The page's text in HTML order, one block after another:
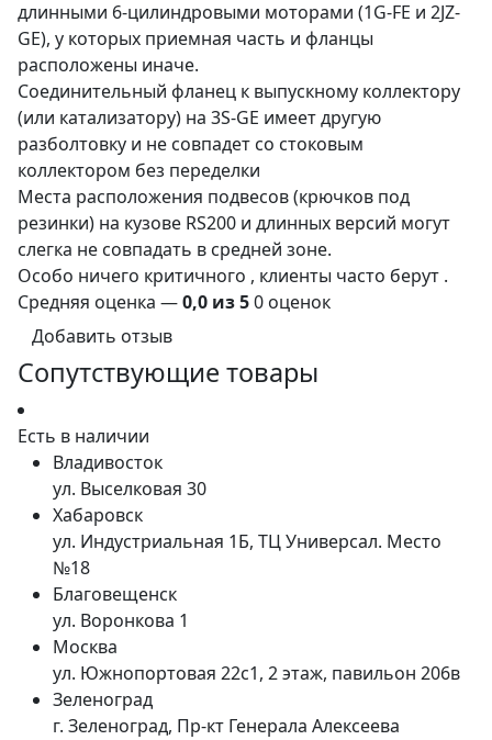
длинными 6-цилиндровыми моторами (1G-FE и 2JZ-
GE), у которых приемная часть и фланцы
расположены иначе.
Соединительный фланец к выпускному коллектору
(или катализатору) на 3S-GE имеет другую
разболтовку и не совпадет со стоковым
коллектором без переделки
Места расположения подвесов (крючков под
резинки) на кузове RS200 и длинных версий могут
слегка не совпадать в средней зоне.
Особо ничего критичного , клиенты часто берут .
Средняя оценка —0,0 из 50 оценок
Добавить отзыв
Сопутствующие товары
Есть в наличии
Владивосток
ул. Выселковая 30
Хабаровск
ул. Индустриальная 1Б, ТЦ Универсал. Место
№18
Благовещенск
ул. Воронкова 1
Москва
ул. Южнопортовая 22с1, 2 этаж, павильон 206в
Зеленоград
г. Зеленоград, Пр-кт Генерала Алексеева